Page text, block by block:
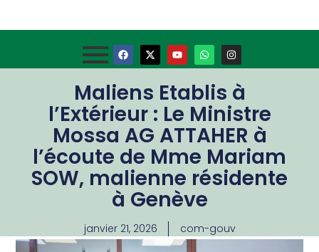
Maliens Etablis à
l’Extérieur : Le Ministre
Mossa AG ATTAHER à
l’écoute de Mme Mariam
SOW, malienne résidente
à Genève
janvier 21, 2026 com-gouv